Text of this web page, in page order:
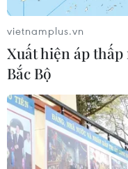
vietnamplus.vn
Xuất hiện áp
Bắc Bộ